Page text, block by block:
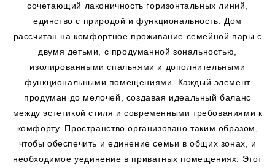
сочетающий лаконичность горизонтальных линий,
единство с природой и функциональность. Дом
рассчитан на комфортное проживание семейной пары с
двумя детьми, с продуманной зональностью,
изолированными спальнями и дополнительными
функциональными помещениями. Каждый элемент
продуман до мелочей, создавая идеальный баланс
между эстетикой стиля и современными требованиями к
комфорту. Пространство организовано таким образом,
чтобы обеспечить и единение семьи в общих зонах, и
необходимое уединение в приватных помещениях. Этот